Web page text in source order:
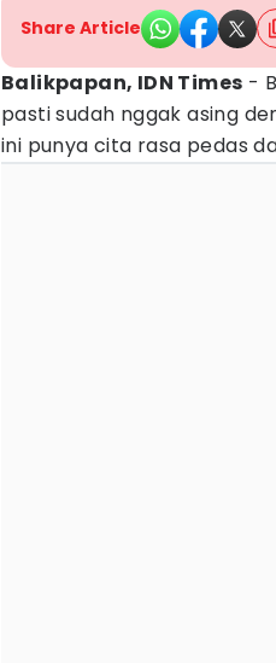
Share Article
Balikpapan, IDN Times -
pasti sudah nggak asing
ini punya cita rasa pedas